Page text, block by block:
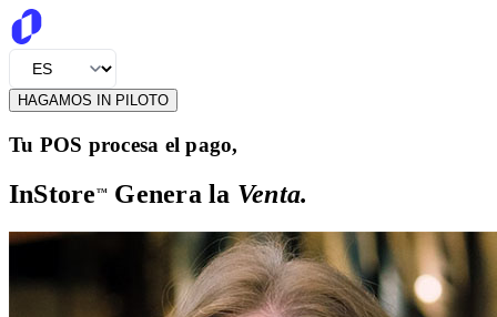
Selecciona tu idioma preferido
HAGAMOS IN PILOTO
Tu POS procesa el pago,
InStore TM Genera la Venta.